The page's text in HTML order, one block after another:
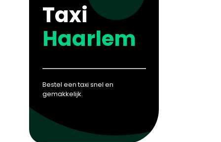
Taxi
Haarlem
Bestel een taxi snel en
gemakkelijk.